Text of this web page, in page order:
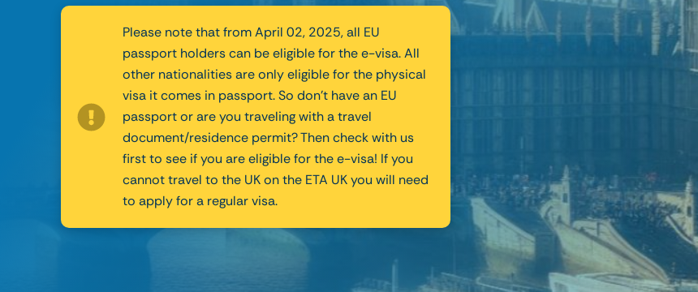
Please note that from April 02, 2025, all EU
passport holders can be eligible for the e-visa. All
other nationalities are only eligible for the physical
visa it comes in passport. So don't have an EU
passport or are you traveling with a travel
document/residence permit? Then check with us
first to see if you are eligible for the e-visa! If you
cannot travel to the UK on the ETA UK you will need
to apply for a regular visa.